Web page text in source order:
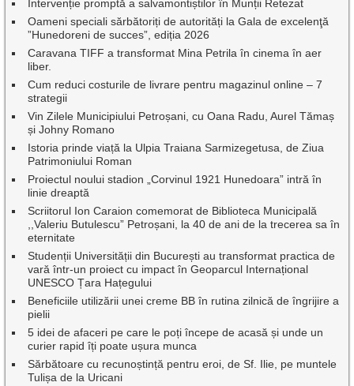
Intervenție promptă a salvamontiștilor în Munții Retezat
Oameni speciali sărbătoriți de autorități la Gala de excelenţă
”Hunedoreni de succes”, ediția 2026
Caravana TIFF a transformat Mina Petrila în cinema în aer
liber.
Cum reduci costurile de livrare pentru magazinul online – 7
strategii
Vin Zilele Municipiului Petroșani, cu Oana Radu, Aurel Tămaș
și Johny Romano
Istoria prinde viață la Ulpia Traiana Sarmizegetusa, de Ziua
Patrimoniului Roman
Proiectul noului stadion „Corvinul 1921 Hunedoara” intră în
linie dreaptă
Scriitorul Ion Caraion comemorat de Biblioteca Municipală
,,Valeriu Butulescu” Petroșani, la 40 de ani de la trecerea sa în
eternitate
Studenții Universității din București au transformat practica de
vară într-un proiect cu impact în Geoparcul Internațional
UNESCO Țara Hațegului
Beneficiile utilizării unei creme BB în rutina zilnică de îngrijire a
pielii
5 idei de afaceri pe care le poți începe de acasă și unde un
curier rapid îți poate ușura munca
Sărbătoare cu recunoștință pentru eroi, de Sf. Ilie, pe muntele
Tulișa de la Uricani